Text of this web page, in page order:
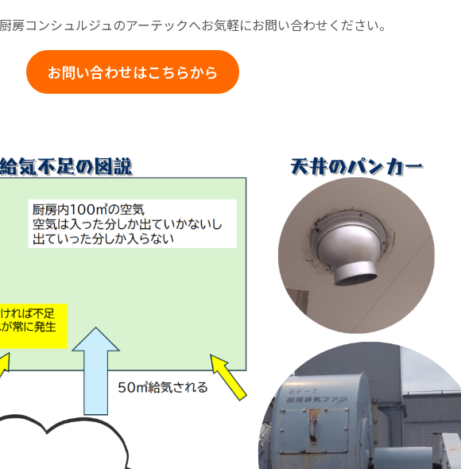
房コンシュルジュのアーテックへお気軽にお問い合わせください。
お問い合わせはこちらから